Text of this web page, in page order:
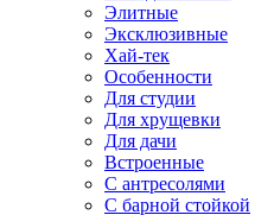
Элитные
Эксклюзивные
Хай-тек
Особенности
Для студии
Для хрущевки
Для дачи
Встроенные
С антресолями
С барной стойкой